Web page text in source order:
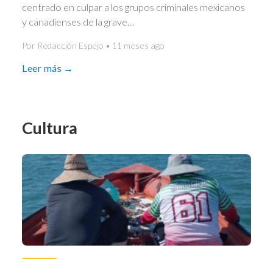
centrado en culpar a los grupos criminales mexicanos
y canadienses de la grave…
Por Redacción Espejo • 11 meses ago
Leer más →
Cultura